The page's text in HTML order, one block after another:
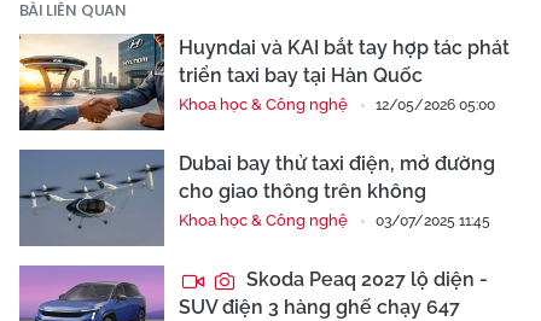
BÀI LIÊN QUAN
Huyndai và KAI bắt tay hợp tác phát
triển taxi bay tại Hàn Quốc
Khoa học & Công nghệ 12/05/2026 05:00
Dubai bay thử taxi điện, mở đường
cho giao thông trên không
Khoa học & Công nghệ 03/07/2025 11:45
Skoda Peaq 2027 lộ diện -
SUV điện 3 hàng ghế chạy 647